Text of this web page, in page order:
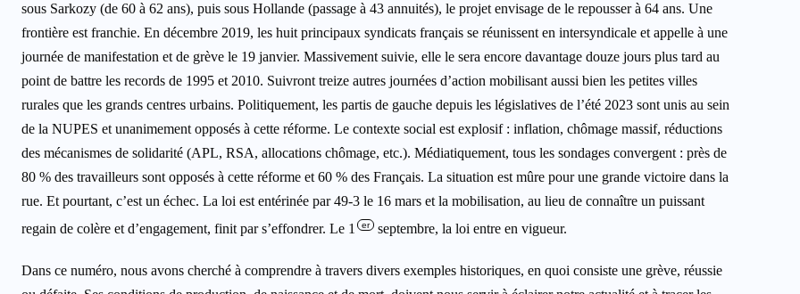
sous Sarkozy (de 60 à 62 ans), puis sous Hollande (passage à 43 annuités), le projet envisage de le repousser à 64 ans. Une
frontière est franchie. En décembre 2019, les huit principaux syndicats français se réunissent en intersyndicale et appelle à une
journée de manifestation et de grève le 19 janvier. Massivement suivie, elle le sera encore davantage douze jours plus tard au
point de battre les records de 1995 et 2010. Suivront treize autres journées d’action mobilisant aussi bien les petites villes
rurales que les grands centres urbains. Politiquement, les partis de gauche depuis les législatives de l’été 2023 sont unis au sein
de la NUPES et unanimement opposés à cette réforme. Le contexte social est explosif : inflation, chômage massif, réductions
des mécanismes de solidarité (APL, RSA, allocations chômage, etc.). Médiatiquement, tous les sondages convergent : près de
80 % des travailleurs sont opposés à cette réforme et 60 % des Français. La situation est mûre pour une grande victoire dans la
rue. Et pourtant, c’est un échec. La loi est entérinée par 49-3 le 16 mars et la mobilisation, au lieu de connaître un puissant
regain de colère et d’engagement, finit par s’effondrer. Le 1
er septembre, la loi entre en vigueur.
Dans ce numéro, nous avons cherché à comprendre à travers divers exemples historiques, en quoi consiste une grève, réussie